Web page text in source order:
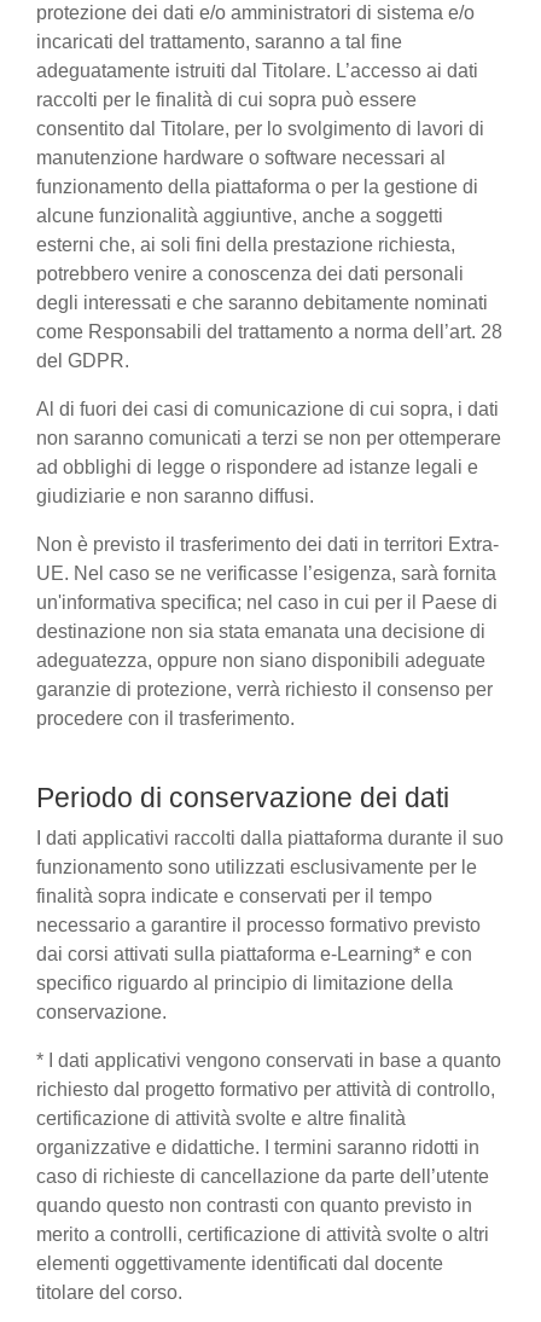
protezione dei dati e/o amministratori di sistema e/o
incaricati del trattamento, saranno a tal fine
adeguatamente istruiti dal Titolare. L’accesso ai dati
raccolti per le finalità di cui sopra può essere
consentito dal Titolare, per lo svolgimento di lavori di
manutenzione hardware o software necessari al
funzionamento della piattaforma o per la gestione di
alcune funzionalità aggiuntive, anche a soggetti
esterni che, ai soli fini della prestazione richiesta,
potrebbero venire a conoscenza dei dati personali
degli interessati e che saranno debitamente nominati
come Responsabili del trattamento a norma dell’art. 28
del GDPR.
Al di fuori dei casi di comunicazione di cui sopra, i dati
non saranno comunicati a terzi se non per ottemperare
ad obblighi di legge o rispondere ad istanze legali e
giudiziarie e non saranno diffusi.
Non è previsto il trasferimento dei dati in territori Extra-
UE. Nel caso se ne verificasse l’esigenza, sarà fornita
un'informativa specifica; nel caso in cui per il Paese di
destinazione non sia stata emanata una decisione di
adeguatezza, oppure non siano disponibili adeguate
garanzie di protezione, verrà richiesto il consenso per
procedere con il trasferimento.
Periodo di conservazione dei dati
I dati applicativi raccolti dalla piattaforma durante il suo
funzionamento sono utilizzati esclusivamente per le
finalità sopra indicate e conservati per il tempo
necessario a garantire il processo formativo previsto
dai corsi attivati sulla piattaforma e-Learning* e con
specifico riguardo al principio di limitazione della
conservazione.
* I dati applicativi vengono conservati in base a quanto
richiesto dal progetto formativo per attività di controllo,
certificazione di attività svolte e altre finalità
organizzative e didattiche. I termini saranno ridotti in
caso di richieste di cancellazione da parte dell’utente
quando questo non contrasti con quanto previsto in
merito a controlli, certificazione di attività svolte o altri
elementi oggettivamente identificati dal docente
titolare del corso.